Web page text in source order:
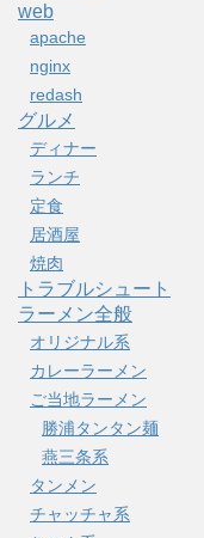
web
apache
nginx
redash
グルメ
ディナー
ランチ
定食
居酒屋
焼肉
トラブルシュート
ラーメン全般
オリジナル系
カレーラーメン
ご当地ラーメン
勝浦タンタン麺
燕三条系
タンメン
チャッチャ系